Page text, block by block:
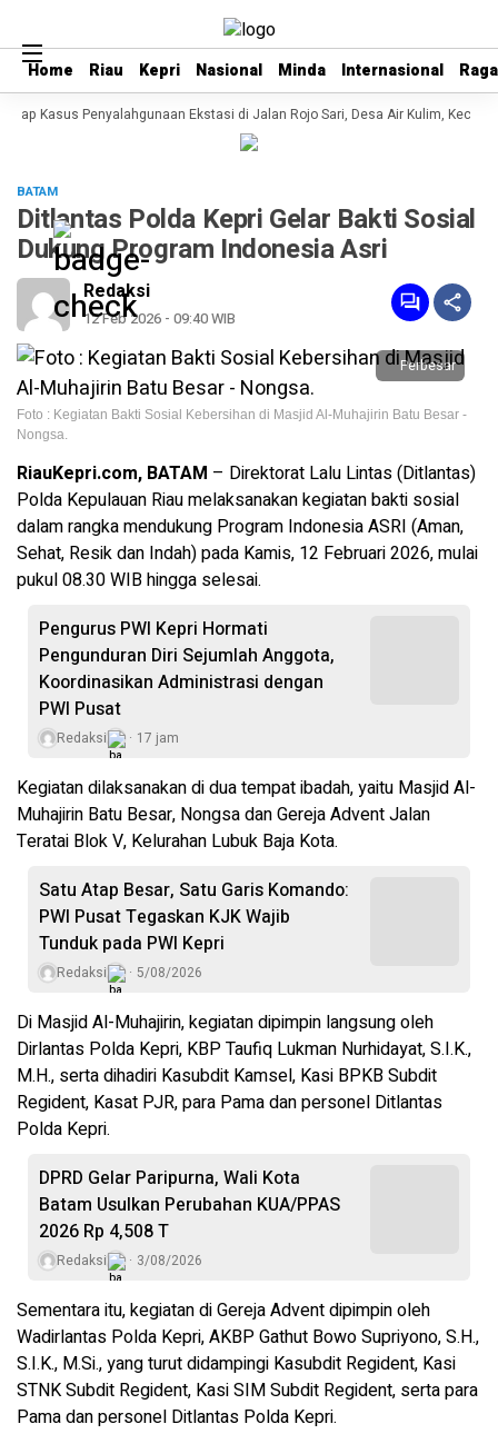
Home Riau Kepri Nasional Minda Internasional
Home Riau Kepri Nasional Minda Internasional
Kasus Penyalahgunaan Ekstasi di Jalan Rojo Sari, Desa Air Kulim,
BATAM
Ditlantas Polda Kepri Gelar Bakti Sosial
Dukung Program Indonesia Asri
Redaksi
12 Feb 2026 - 09:40 WIB
Perbesar
Foto : Kegiatan Bakti Sosial Kebersihan di Masjid Al-Muhajirin Batu Besar -
Nongsa.
RiauKepri.com, BATAM – Direktorat Lalu Lintas (Ditlantas)
Polda Kepulauan Riau melaksanakan kegiatan bakti sosial
dalam rangka mendukung Program Indonesia ASRI (Aman,
Sehat, Resik dan Indah) pada Kamis, 12 Februari 2026, mulai
pukul 08.30 WIB hingga selesai.
Pengurus PWI Kepri Hormati
Pengunduran Diri Sejumlah Anggota,
Koordinasikan Administrasi dengan
PWI Pusat
Redaksi 17 jam
Kegiatan dilaksanakan di dua tempat ibadah, yaitu Masjid Al-
Muhajirin Batu Besar, Nongsa dan Gereja Advent Jalan
Teratai Blok V, Kelurahan Lubuk Baja Kota.
Satu Atap Besar, Satu Garis Komando:
PWI Pusat Tegaskan KJK Wajib
Tunduk pada PWI Kepri
Redaksi 5/08/2026
Di Masjid Al-Muhajirin, kegiatan dipimpin langsung oleh
Dirlantas Polda Kepri, KBP Taufiq Lukman Nurhidayat, S.I.K.,
M.H., serta dihadiri Kasubdit Kamsel, Kasi BPKB Subdit
Regident, Kasat PJR, para Pama dan personel Ditlantas
Polda Kepri.
DPRD Gelar Paripurna, Wali Kota
Batam Usulkan Perubahan KUA/PPAS
2026 Rp 4,508 T
Redaksi 3/08/2026
Sementara itu, kegiatan di Gereja Advent dipimpin oleh
Wadirlantas Polda Kepri, AKBP Gathut Bowo Supriyono, S.H.,
S.I.K., M.Si., yang turut didampingi Kasubdit Regident, Kasi
STNK Subdit Regident, Kasi SIM Subdit Regident, serta para
Pama dan personel Ditlantas Polda Kepri.